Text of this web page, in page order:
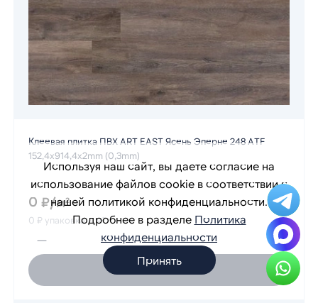
Клеевая плитка ПВХ ART EAST Ясень Эперне 248 ATF
152,4х914,4х2mm (0,3mm)
0 ₽/м²
0 ₽ упаковка — м²
В КОРЗИНУ
Используя наш сайт, вы даете согласие на
использование файлов cookie в соответствии с
нашей политикой конфиденциальности.
Подробнее в разделе Политика
конфиденциальности
Принять